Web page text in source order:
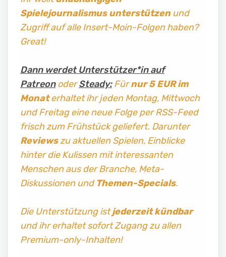
Spielejournalismus unterstützenund
Zugriff auf alle Insert-Moin-Folgen haben?
Great!
Dann werdet Unterstützer*in auf
PatreonoderSteady:Fürnur 5 EUR im
Monaterhaltet ihr jeden Montag, Mittwoch
und Freitag eine neue Folge per RSS-Feed
frisch zum Frühstück geliefert. Darunter
Reviewszu aktuellen Spielen, Einblicke
hinter die Kulissen mit interessanten
Menschen aus der Branche, Meta-
Diskussionen und Themen-Specials.
Die Unterstützung istjederzeit kündbar
und ihr erhaltet sofort Zugang zu allen
Premium-only-Inhalten!